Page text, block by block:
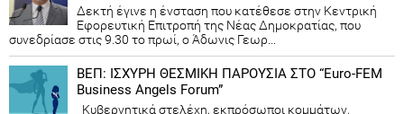
Δεκτή έγινε η ένσταση που κατέθεσε στην Κεντρική
Εφορευτική Επιτροπή της Νέας Δημοκρατίας, που
συνεδρίασε στις 9.30 το πρωί, ο Άδωνις Γεωρ...
ΒΕΠ: ΙΣΧΥΡΗ ΘΕΣΜΙΚΗ ΠΑΡΟΥΣΙΑ ΣΤΟ “Euro-FEM
Business Angels Forum”
Κυβερνητικά στελέχη, εκπρόσωποι κομμάτων,